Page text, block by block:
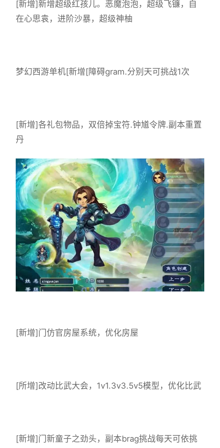
[新增]新增超级红孩儿。恶魔泡泡，超级飞镰，自
在心思袁，进阶沙暴，超级神柚
梦幻西游单机[新增[障碍gram.分别天可挑战1次
[新增]各礼包物品，双倍掉宝符.钟馗令牌.副本重置
丹
[新增]门仿官房屋系统，优化房屋
[所增]改动比武大会，1v1.3v3.5v5模型，优化比武
[新增]门新童子之劲头，副本brag挑战每天可依挑